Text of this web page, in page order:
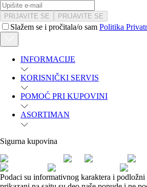
PRIJAVITE SE PRIJAVITE SE
Slažem se i pročitala/o sam Politika
INFORMACIJE
KORISNIČKI SERVIS
POMOĆ PRI KUPOVINI
ASORTIMAN
Sigurna kupovina
Podaci su informativnog karaktera i